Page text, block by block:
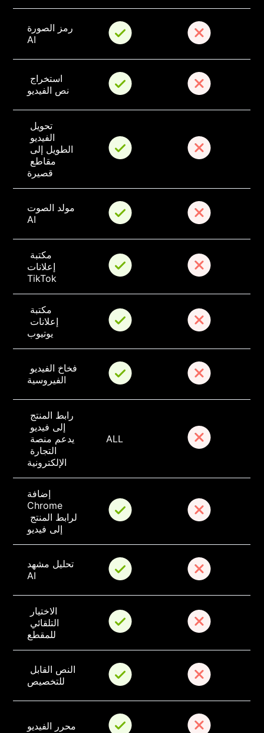
رمز الصورة
AI
استخراج
نص الفيديو
تحويل
الفيديو
الطويل إلى
مقاطع
قصيرة
مولد الصوت
AI
مكتبة
إعلانات
TikTok
مكتبة
إعلانات
يوتيوب
فخاخ الفيديو
الفيروسية
رابط المنتج
إلى فيديو
يدعم منصة
التجارة
الإلكترونية
ALL
إضافة
Chrome
لرابط المنتج
إلى فيديو
تحليل مشهد
AI
الاختيار
التلقائي
للمقطع
النص القابل
للتخصيص
محرر الفيديو